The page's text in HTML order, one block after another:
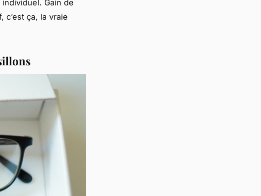
individuel. Gain de
ça, la vraie